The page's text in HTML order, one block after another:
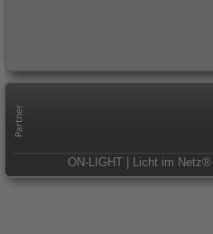
ON-LIGHT | Licht im Netz®